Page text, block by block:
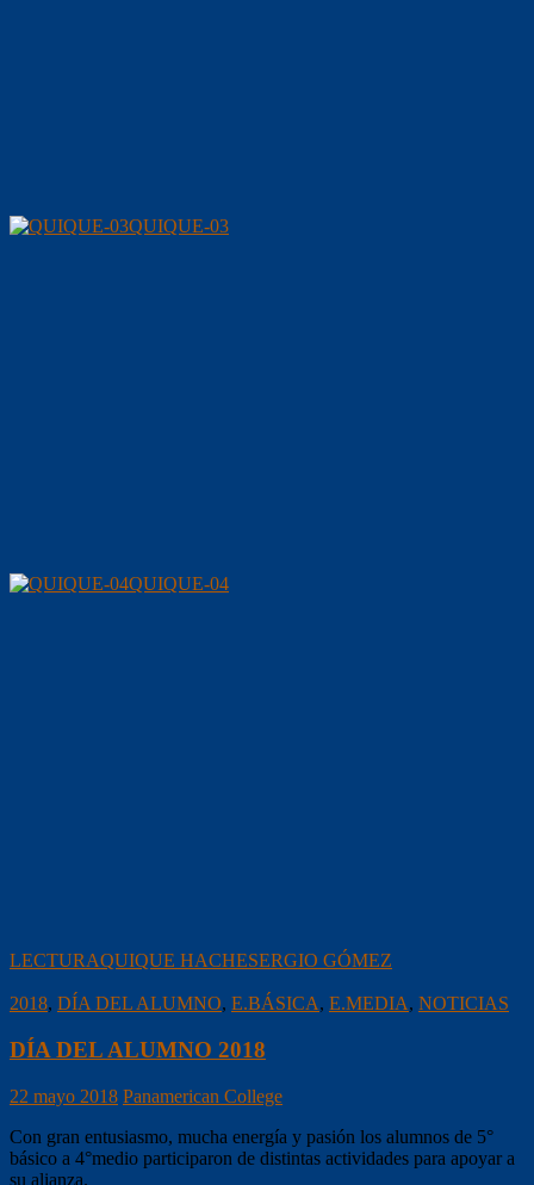
QUIQUE-03
QUIQUE-04
LECTURAQUIQUE HACHESERGIO GÓMEZ
2018, DÍA DEL ALUMNO, E.BÁSICA, E.MEDIA, NOTICIAS
DÍA DEL ALUMNO 2018
22 mayo 2018 Panamerican College
Con gran entusiasmo, mucha energía y pasión los alumnos de 5°
básico a 4°medio participaron de distintas actividades para apoyar a
su alianza.